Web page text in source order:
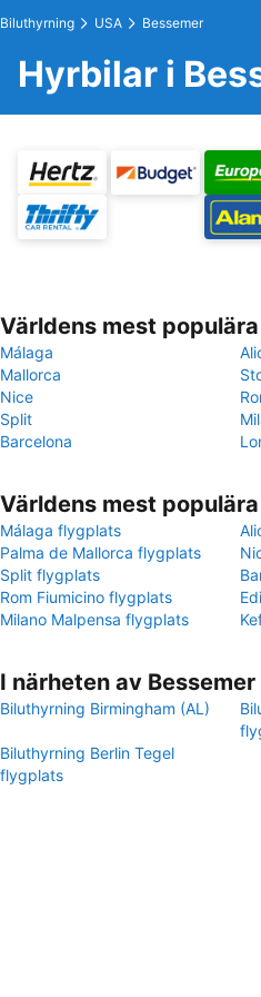
Biluthyrning USA Bessemer
Hyrbilar i
Världens mest
Málaga
Mallorca
Nice
Split
Barcelona
Världens mest
Málaga flygplats
Palma de Mallorca flygplats
Split flygplats
Rom Fiumicino flygplats
Milano Malpensa flygplats
I närheten av Bessemer
Biluthyrning Birmingham (AL)
Biluthyrning Berlin Tegel
flygplats